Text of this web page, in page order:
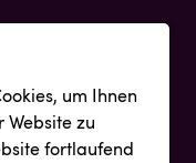
um Ihnen
Website zu
fortlaufend